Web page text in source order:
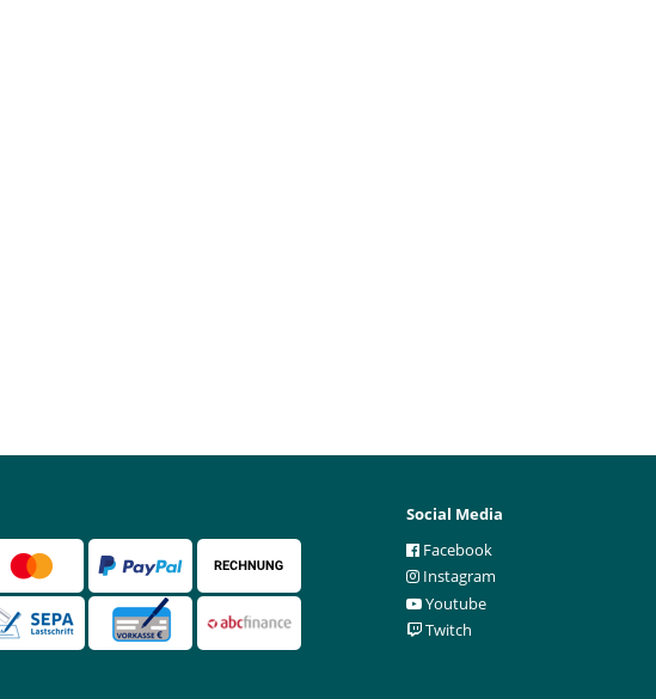
Social Media
Facebook
Instagram
Youtube
Twitch